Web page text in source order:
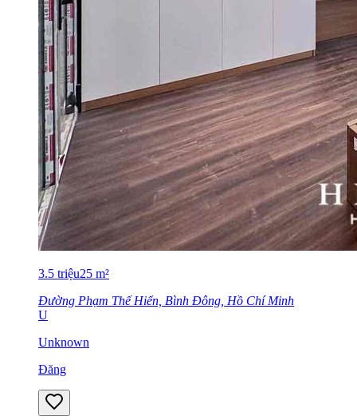
3.5 triệu25 m²
Đường Phạm Thế Hiển, Bình Đông, Hồ Chí Minh
U
Unknown
Đăng